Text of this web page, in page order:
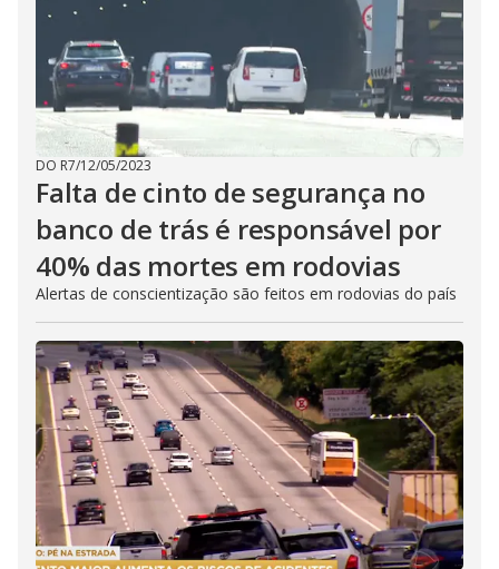
DO R7/12/05/2023
Falta de cinto de segurança no
banco de trás é responsável por
40% das mortes em rodovias
Alertas de conscientização são feitos em rodovias do país